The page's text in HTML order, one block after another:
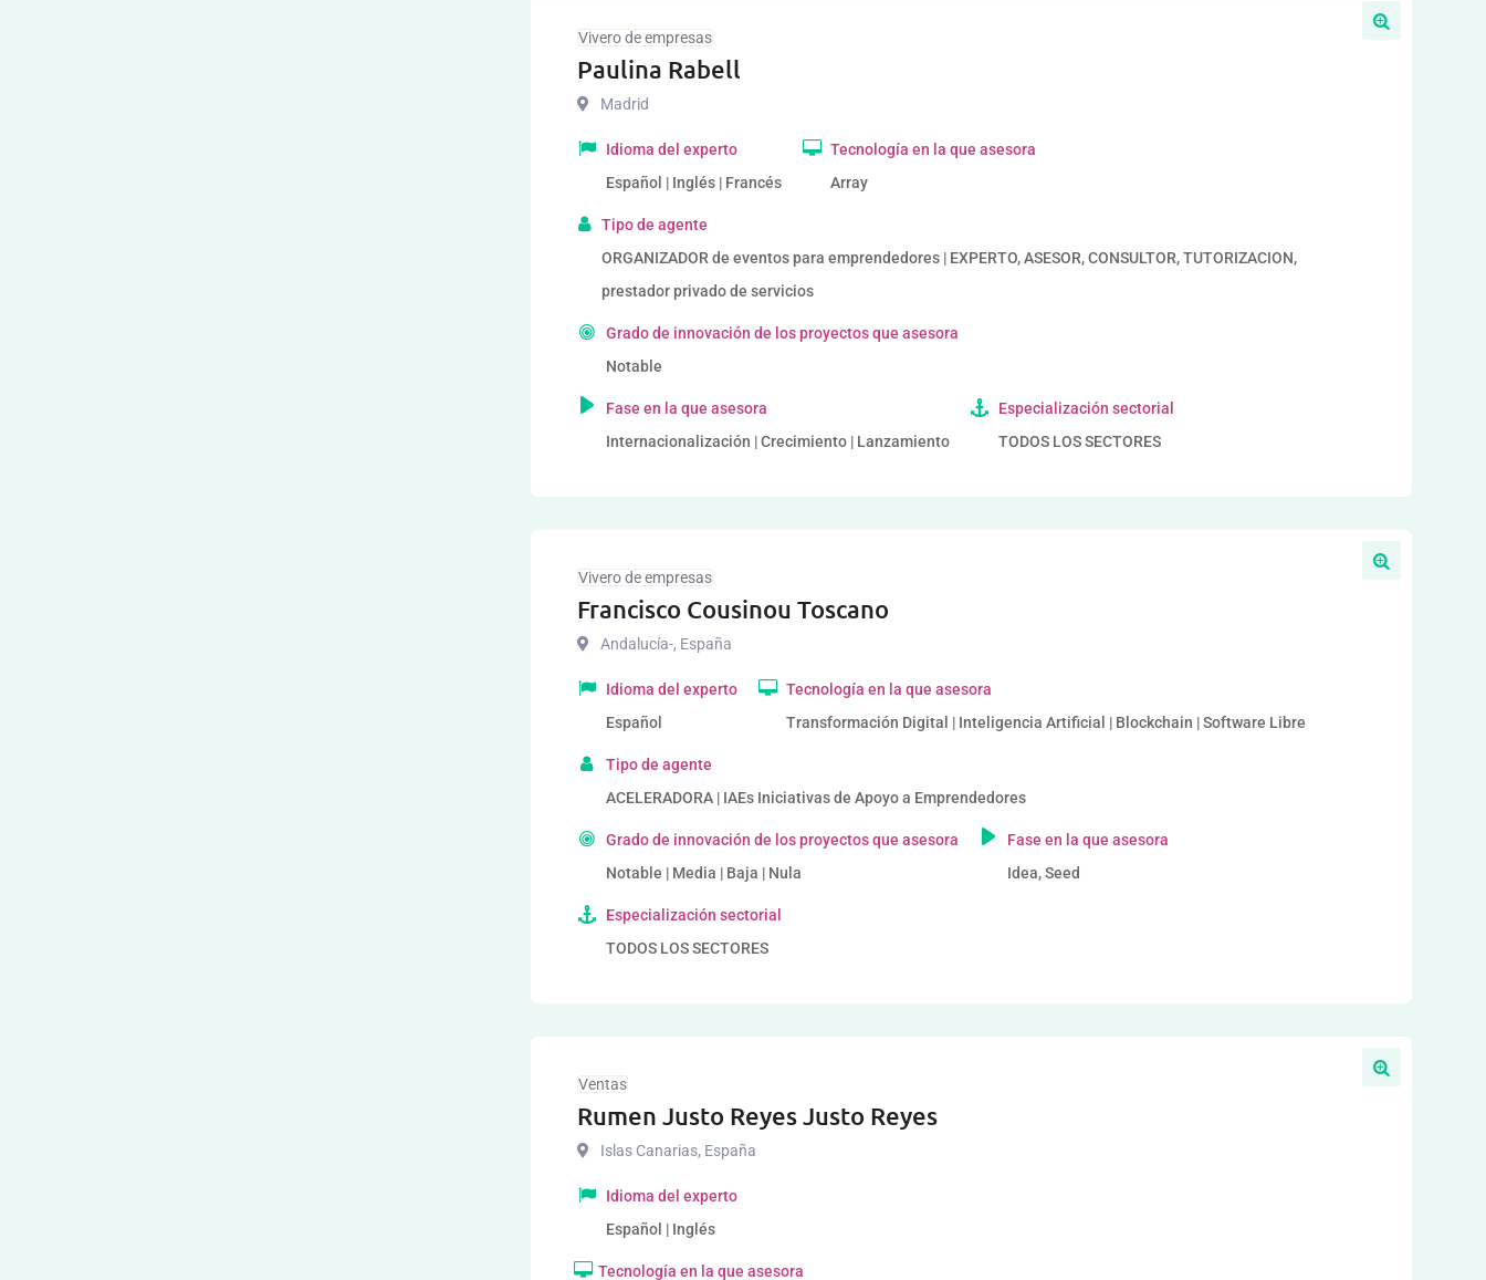
Vivero de empresas
Paulina Rabell
Madrid
Idioma del experto
Español | Inglés | Francés
Tecnología en la que asesora
Array
Tipo de agente
ORGANIZADOR de eventos para emprendedores | EXPERTO, ASESOR, CONSULTOR, TUTORIZACION,
prestador privado de servicios
Grado de innovación de los proyectos que asesora
Notable
Fase en la que asesora
Internacionalización | Crecimiento | Lanzamiento
Especialización sectorial
TODOS LOS SECTORES
Vivero de empresas
Francisco Cousinou Toscano
Andalucía-, España
Idioma del experto
Español
Tecnología en la que asesora
Transformación Digital | Inteligencia Artificial | Blockchain | Software Libre
Tipo de agente
ACELERADORA | IAEs Iniciativas de Apoyo a Emprendedores
Grado de innovación de los proyectos que asesora
Notable | Media | Baja | Nula
Fase en la que asesora
Idea, Seed
Especialización sectorial
TODOS LOS SECTORES
Ventas
Rumen Justo Reyes Justo Reyes
Islas Canarias, España
Idioma del experto
Español | Inglés
Tecnología en la que asesora